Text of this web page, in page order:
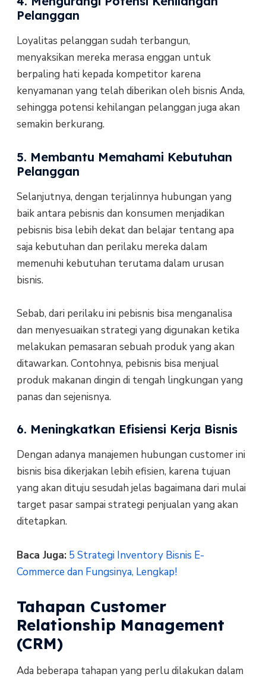
Pelanggan
Loyalitas pelanggan sudah terbangun,
menyaksikan mereka merasa enggan untuk
berpaling hati kepada kompetitor karena
kenyamanan yang telah diberikan oleh bisnis Anda,
sehingga potensi kehilangan pelanggan juga akan
semakin berkurang.
5. Membantu Memahami Kebutuhan
Pelanggan
Selanjutnya, dengan terjalinnya hubungan yang
baik antara pebisnis dan konsumen menjadikan
pebisnis bisa lebih dekat dan belajar tentang apa
saja kebutuhan dan perilaku mereka dalam
memenuhi kebutuhan terutama dalam urusan
bisnis.
Sebab, dari perilaku ini pebisnis bisa menganalisa
dan menyesuaikan strategi yang digunakan ketika
melakukan pemasaran sebuah produk yang akan
ditawarkan. Contohnya, pebisnis bisa menjual
produk makanan dingin di tengah lingkungan yang
panas dan sejenisnya.
6. Meningkatkan Efisiensi Kerja Bisnis
Dengan adanya manajemen hubungan customer ini
bisnis bisa dikerjakan lebih efisien, karena tujuan
yang akan dituju sesudah jelas bagaimana dari mulai
target pasar sampai strategi penjualan yang akan
ditetapkan.
Baca Juga: 5 Strategi Inventory Bisnis E-
Commerce dan Fungsinya, Lengkap!
Tahapan Customer
Relationship Management
(CRM)
Ada beberapa tahapan yang perlu dilakukan dalam